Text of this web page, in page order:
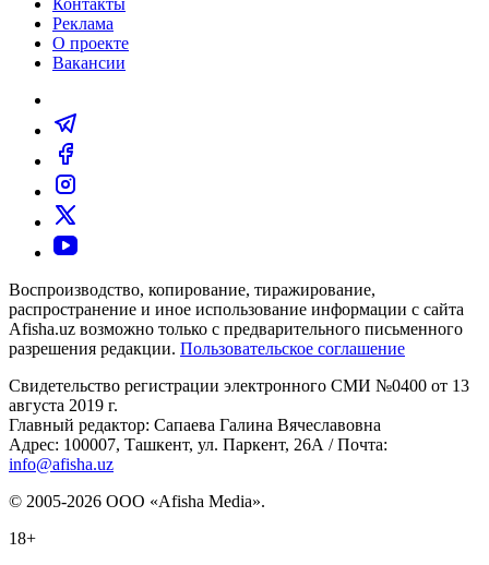
Контакты
Реклама
О проекте
Вакансии
Воспроизводство, копирование, тиражирование,
распространение и иное использование информации с сайта
Afisha.uz возможно только с предварительного письменного
разрешения редакции. Пользовательское соглашение
Свидетельство регистрации электронного СМИ №0400 от 13
августа 2019 г.
Главный редактор: Сапаева Галина Вячеславовна
Адрес: 100007, Ташкент, ул. Паркент, 26А / Почта:
info@afisha.uz
© 2005-2026 ООО «Afisha Media».
18+